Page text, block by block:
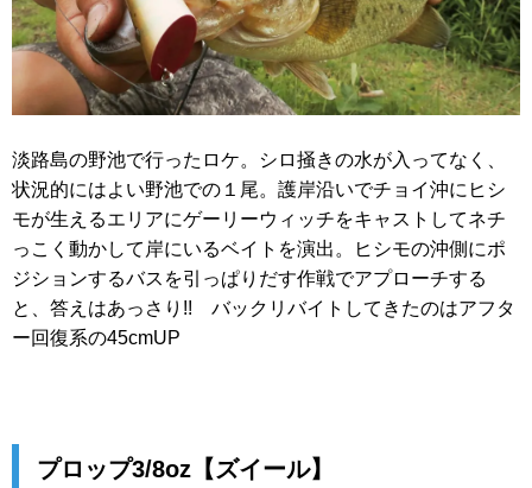
淡路島の野池で行ったロケ。シロ掻きの水が入ってなく、
状況的にはよい野池での１尾。護岸沿いでチョイ沖にヒシ
モが生えるエリアにゲーリーウィッチをキャストしてネチ
っこく動かして岸にいるベイトを演出。ヒシモの沖側にポ
ジションするバスを引っぱりだす作戦でアプローチする
と、答えはあっさり!! バックリバイトしてきたのはアフタ
ー回復系の45cmUP
プロップ3/8oz【ズイール】